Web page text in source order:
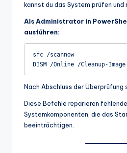
kannst du das System prüfen und
Als Administrator in
ausführen:
sfc /scannow
Nach Abschluss der Überprüfung
Diese Befehle reparieren
Systemkomponenten, die das
beeinträchtigen.